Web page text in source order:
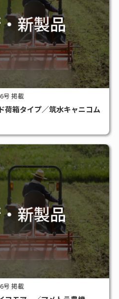
号 掲載
荷箱タイプ／筑水キャニコム
号 掲載